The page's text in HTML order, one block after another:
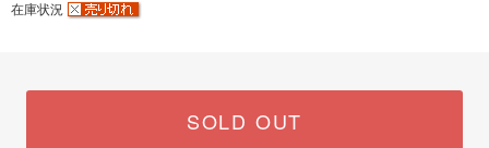
在庫状況
SOLD OUT